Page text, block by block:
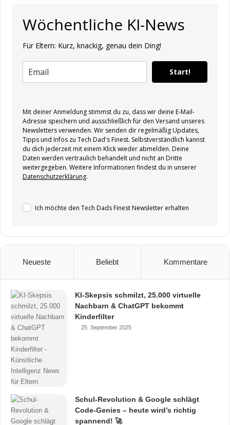
Wöchentliche KI-News
Für Eltern: Kurz, knackig, genau dein Ding!
Start!
Mit deiner Anmeldung stimmst du zu, dass wir deine E-Mail-
Adresse speichern und ausschließlich für den Versand unseres
Newsletters verwenden. Wir senden dir regelmäßig Updates,
Tipps und Infos zu Tech Dad's Finest. Selbstverständlich kannst
du dich jederzeit mit einem Klick wieder abmelden. Deine
Daten werden vertraulich behandelt und nicht an Dritte
weitergegeben. Weitere Informationen findest du in unserer
Datenschutzerklärung.
Ich möchte den Tech Dads Finest Newsletter erhalten
Neueste Beliebt Kommentare
KI-Skepsis schmilzt, 25.000 virtuelle
Nachbarn & ChatGPT bekommt
Kinderfilter
25. September 2025
Schul-Revolution & Google schlägt
Code-Genies – heute wird’s richtig
spannend! 🚀